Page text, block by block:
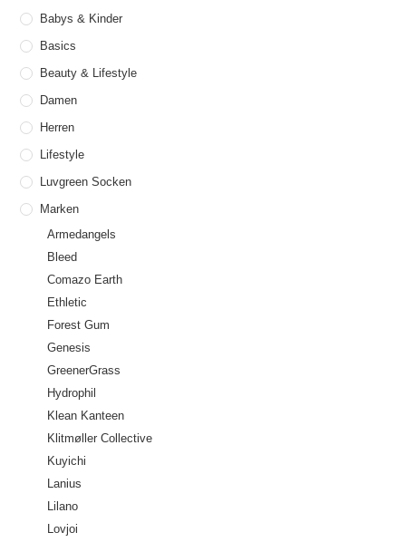
Babys & Kinder
Basics
Beauty & Lifestyle
Damen
Herren
Lifestyle
Luvgreen Socken
Marken
Armedangels
Bleed
Comazo Earth
Ethletic
Forest Gum
Genesis
GreenerGrass
Hydrophil
Klean Kanteen
Klitmøller Collective
Kuyichi
Lanius
Lilano
Lovjoi